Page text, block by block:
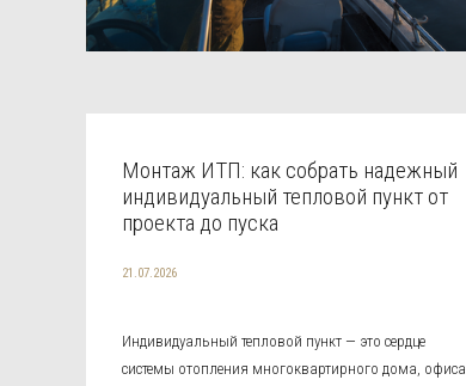
Монтаж ИТП: как собрать надежный
индивидуальный тепловой пункт от
проекта до пуска
21.07.2026
Индивидуальный тепловой пункт — это сердце
системы отопления многоквартирного дома, офиса